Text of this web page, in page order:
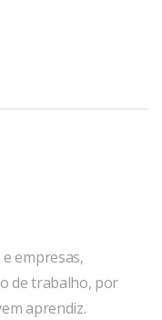
empresas,
de trabalho, por
aprendiz.